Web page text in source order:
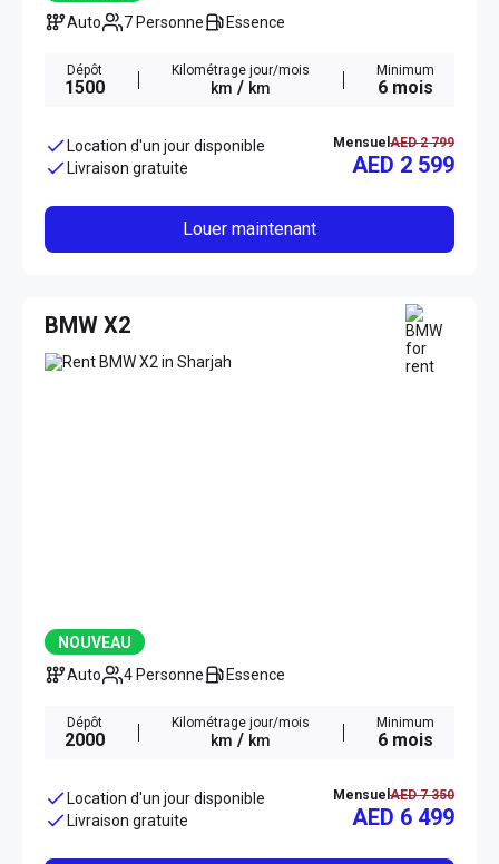
Auto
7 Personne Essence
Dépôt
1500
Kilométrage jour/mois
km / km
Minimum
6 mois
Location d'un jour disponible
Livraison gratuite
Mensuel AED 2 799
AED 2 599
Louer maintenant
BMW X2
NOUVEAU
Auto
4 Personne Essence
Dépôt
2000
Kilométrage jour/mois
km / km
Minimum
6 mois
Location d'un jour disponible
Livraison gratuite
Mensuel AED 7 350
AED 6 499